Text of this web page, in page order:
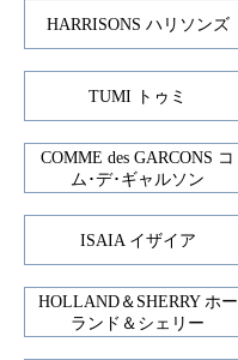
HARRISONS ハリソンズ
TUMI トゥミ
COMME des GARCONS コ
ム･デ･ギャルソン
ISAIA イザイア
HOLLAND＆SHERRY ホー
ランド＆シェリー